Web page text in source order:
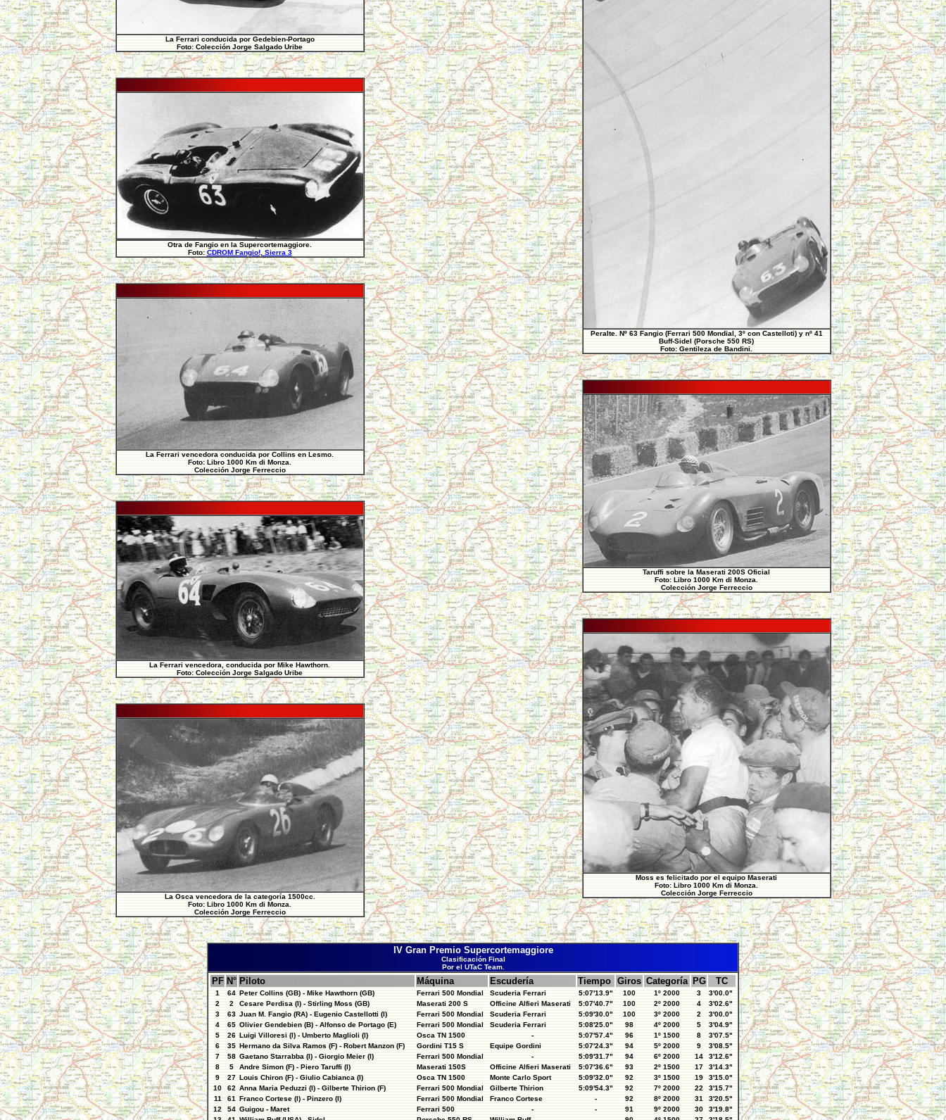
La Ferrari conducida por Gedebien-Portago
Foto: Colección Jorge Salgado Uribe
Otra de Fangio en la Supercortemaggiore.
Foto: CDROM Fangio!, Sierra 3
La Ferrari vencedora conducida por Collins en Lesmo.
Foto: Libro 1000 Km di Monza.
Colección Jorge Ferreccio
La Ferrari vencedora, conducida por Mike Hawthorn.
Foto: Colección Jorge Salgado Uribe
La Osca vencedora de la categoría 1500cc.
Foto: Libro 1000 Km di Monza.
Colección Jorge Ferreccio
Peralte. Nº 63 Fangio (Ferrari 500 Mondial, 3º con Castelloti) y nº 41
Buff-Sidel (Porsche 550 RS)
Foto: Gentileza de Bandini.
Taruffi sobre la Maserati 200S Oficial
Foto: Libro 1000 Km di Monza.
Colección Jorge Ferreccio
Moss es felicitado por el equipo Maserati
Foto: Libro 1000 Km di Monza.
Colección Jorge Ferreccio
IV Gran Premio Supercortemaggiore
Clasificación Final
Por el UTaC Team.
PF N° Piloto Máquina Escudería Tiempo Giros Categoría PG TC
1 64 Peter Collins (GB) - Mike Hawthorn (GB) Ferrari 500 Mondial Scuderia Ferrari 5:07'13.9" 100 1º 2000 3
3'00.0"
2
2 Cesare Perdisa (I) - Stirling Moss (GB) Maserati 200 S Officine Alfieri Maserati 5:07'40.7" 100 2º 2000 4
3'02.6"
3
63 Juan M. Fangio (RA) - Eugenio Castellotti (I) Ferrari 500 Mondial Scuderia Ferrari 5:09'30.0" 100 3º 2000 2
3'00.0"
4
65 Olivier Gendebien (B) - Alfonso de Portago (E) Ferrari 500 Mondial Scuderia Ferrari 5:08'25.0" 98 4º 2000 5
3'04.9"
5
26 Luigi Villoresi (I) - Umberto Maglioli (I) Osca TN 1500 - 5:07'57.4" 96 1º 1500 8
3'07.5"
6
35 Hermano da Silva Ramos (F) - Robert Manzon (F) Gordini T15 S Equipe Gordini 5:07'24.3" 94 5º 2000 9
3'08.5"
7
58 Gaetano Starrabba (I) - Giorgio Meier (I) Ferrari 500 Mondial - 5:09'31.7" 94 6º 2000 14
3'12.6"
8
5 Andre Simon (F) - Piero Taruffi (I) Maserati 150S Officine Alfieri Maserati 5:07'36.6" 93 2º 1500 17
3'14.3"
9
27 Louis Chiron (F) - Giulio Cabianca (I) Osca TN 1500 Monte Carlo Sport 5:09'32.0" 92 3º 1500 19
3'15.0"
10
62 Anna Maria Peduzzi (I) - Gilberte Thirion (F) Ferrari 500 Mondial Gilberte Thirion 5:09'54.3" 92 7º 2000 22
3'15.7"
11
61 Franco Cortese (I) - Pinzero (I) Ferrari 500 Mondial Franco Cortese - 92 8º 2000 31
3'20.5"
12
54 Guigou - Maret Ferrari 500 - - 91 9º 2000 30
3'19.8"